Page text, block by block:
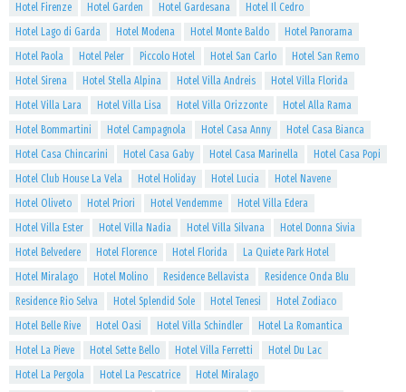
Hotel Firenze
Hotel Garden Hotel Gardesana
Hotel Il Cedro
Hotel Lago di Garda
Hotel Modena Hotel Monte Baldo
Hotel Panorama
Hotel Paola
Hotel Peler Piccolo Hotel Hotel San Carlo
Hotel San Remo
Hotel Sirena
Hotel Stella Alpina Hotel Villa Andreis
Hotel Villa Florida
Hotel Villa Lara
Hotel Villa Lisa Hotel Villa Orizzonte
Hotel Alla Rama
Hotel Bommartini
Hotel Campagnola Hotel Casa Anny
Hotel Casa Bianca
Hotel Casa Chincarini
Hotel Casa Gaby Hotel Casa Marinella
Hotel Casa Popi
Hotel Club House La Vela
Hotel Holiday Hotel Lucia
Hotel Navene
Hotel Oliveto
Hotel Priori Hotel Vendemme
Hotel Villa Edera
Hotel Villa Ester
Hotel Villa Nadia Hotel Villa Silvana
Hotel Donna Sivia
Hotel Belvedere
Hotel Florence Hotel Florida
La Quiete Park Hotel
Hotel Miralago
Hotel Molino Residence Bellavista
Residence Onda Blu
Residence Rio Selva
Hotel Splendid Sole Hotel Tenesi
Hotel Zodiaco
Hotel Belle Rive
Hotel Oasi Hotel Villa Schindler
Hotel La Romantica
Hotel La Pieve
Hotel Sette Bello Hotel Villa Ferretti
Hotel Du Lac
Hotel La Pergola
Hotel La Pescatrice
Hotel Miralago